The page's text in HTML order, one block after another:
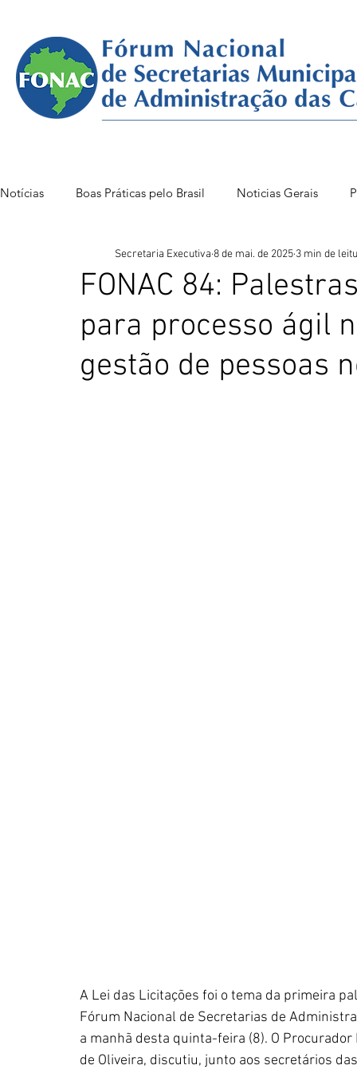
Notícias Boas Práticas pelo Brasil Noticias Gerais
FONAC 85 VITÓRIA FONAC86BSB FONAC 84
FONAC 84:
para processo ágil
gestão de pessoas
Secretaria Executiva 8 de mai. de 2025 3 min de
A Lei das Licitações foi o tema da primeira
Fórum Nacional de Secretarias de
a manhã desta quinta-feira (8). O
de Oliveira, discutiu, junto aos secretários